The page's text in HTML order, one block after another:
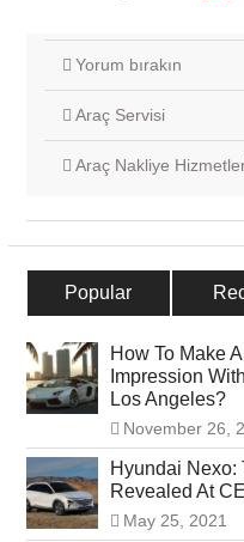
Yorum bırakın
Araç Servisi
Araç Nakliye
Popular
How To Make
Impression
Los Angeles?
November 26,
Hyundai
Revealed At
May 25, 2021